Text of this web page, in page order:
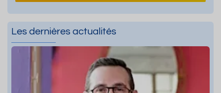
Les dernières actualités